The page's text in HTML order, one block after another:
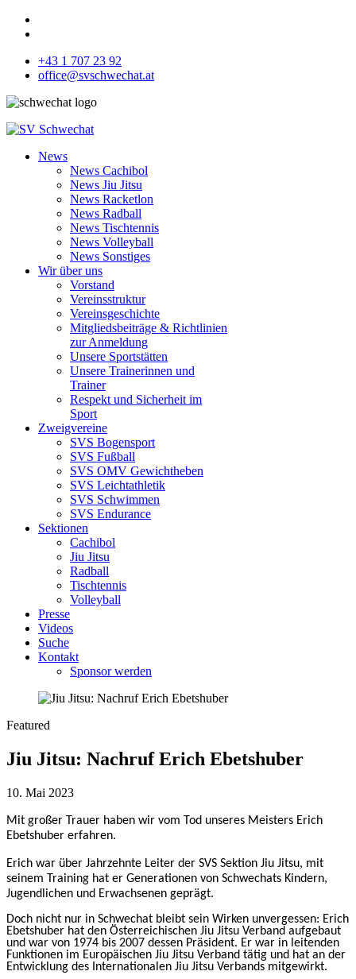
+43 1 707 23 92
office@svschwechat.at
News
News Cachibol
News Jiu Jitsu
News Racketlon
News Radball
News Tischtennis
News Volleyball
News Sonstiges
Wir über uns
Vorstand
Vereinsstruktur
Vereinsgeschichte
Mitgliedsbeiträge & Richtlinien
zur Anmeldung
Unsere Sportstätten
Unsere Trainerinnen und
Trainer
Respekt und Sicherheit im
Sport
Zweigvereine
SVS Bogensport
SVS Fußball
SVS OMV Gewichtheben
SVS Leichtathletik
SVS Schwimmen
SVS Endurance
Sektionen
Cachibol
Jiu Jitsu
Radball
Tischtennis
Volleyball
Presse
Videos
Suche
Kontakt
Sponsor werden
Featured
Jiu Jitsu: Nachruf Erich Ebetshuber
10. Mai 2023
Mit großer Trauer haben wir vom Tod unseres Meisters Erich
Ebetshuber erfahren.
Erich war über Jahrzehnte Leiter der SVS Sektion Jiu Jitsu, mit
seinem Training hat er Generationen von Schwechats Kindern,
Jugendlichen und Erwachsenen geprägt.
Doch nicht nur in Schwechat bleibt sein Wirken unvergessen: Erich
Ebetshuber hat den Österreichischen Jiu Jitsu Verband aufgebaut
und war von 1974 bis 2007 dessen Präsident. Er war in leitenden
Funktionen im Europäischen Jiu Jitsu Verband tätig und hat an der
Entwicklung des Internationalen Jiu Jitsu Verbands mitgewirkt.